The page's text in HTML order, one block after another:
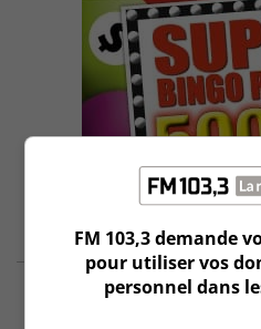
FM 103,3 demande
pour utiliser vos
personnel dans